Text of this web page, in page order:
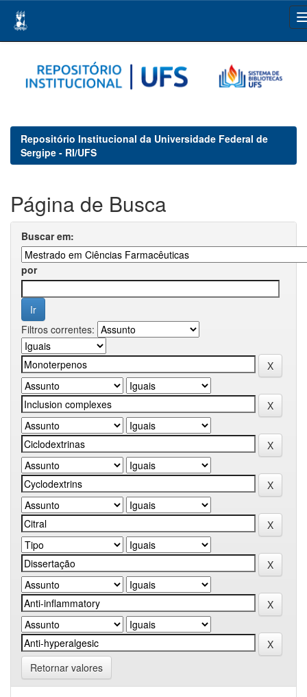
navigation
Repositório Institucional da Universidade Federal de
Sergipe - RI/UFS
Página de Busca
Buscar em:
por
Filtros correntes:
Retornar valores